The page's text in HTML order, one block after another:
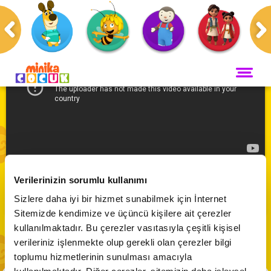
Verilerinizin sorumlu kullanımı
Sizlere daha iyi bir hizmet sunabilmek için İnternet
Sitemizde kendimize ve üçüncü kişilere ait çerezler
kullanılmaktadır. Bu çerezler vasıtasıyla çeşitli kişisel
verileriniz işlenmekte olup gerekli olan çerezler bilgi
toplumu hizmetlerinin sunulması amacıyla
ANA SAYFA
Maceracı Yüzgeçler
Bi' Adada Bi' Arada
Arı Maya
Çupi
Akika ve Sahara
VİDEO
CANLI YAYIN
Anasayfa Cleo & Cuquin
Cleo & Cuquin | En Devasa Şehir
Abone Ol